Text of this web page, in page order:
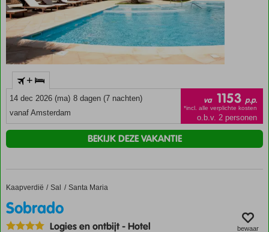
+
14 dec 2026 (ma) 8 dagen (7 nachten)
vanaf Amsterdam
va 1153 p.p.
*incl. alle verplichte kosten
o.b.v. 2 personen
BEKIJK DEZE VAKANTIE
Home
Kaapverdië Sal Santa Maria
Sobrado
Sobrado
Logies en ontbijt-Hotel bewaar